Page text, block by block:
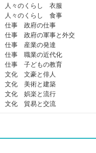
人々のくらし 衣服
人々のくらし 食事
仕事 政府の仕事
仕事 政府の軍事と外交
仕事 産業の発達
仕事 職業の近代化
仕事 子どもの教育
文化 文豪と俳人
文化 美術と建築
文化 娯楽と流行
文化 貿易と交流